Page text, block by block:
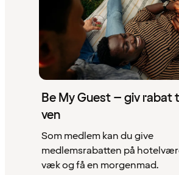
Be My Guest – giv rabat
ven
Som medlem kan du give
medlemsrabatten på
væk og få en morgenmad.